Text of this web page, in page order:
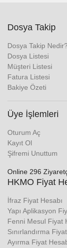
Dosya Takip
Dosya Takip Nedir?
Dosya Listesi
Müşteri Listesi
Fatura Listesi
Bakiye Özeti
Üye İşlemleri
Oturum Aç
Kayıt Ol
Şifremi Unuttum
Online 296
HKMO Fiyat
İfraz Fiyat Hesabı
Yapı Aplikasyon
Fenni Mesul Fiyat
Sınırlandırma
Ayırma Fiyat